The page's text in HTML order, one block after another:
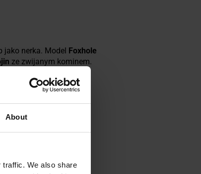
About
traffic. We also share
jako nerka. Model Foxhole
ze zwijanym kominem.
w różnych